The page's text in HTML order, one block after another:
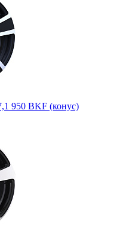
950 BKF (конус)